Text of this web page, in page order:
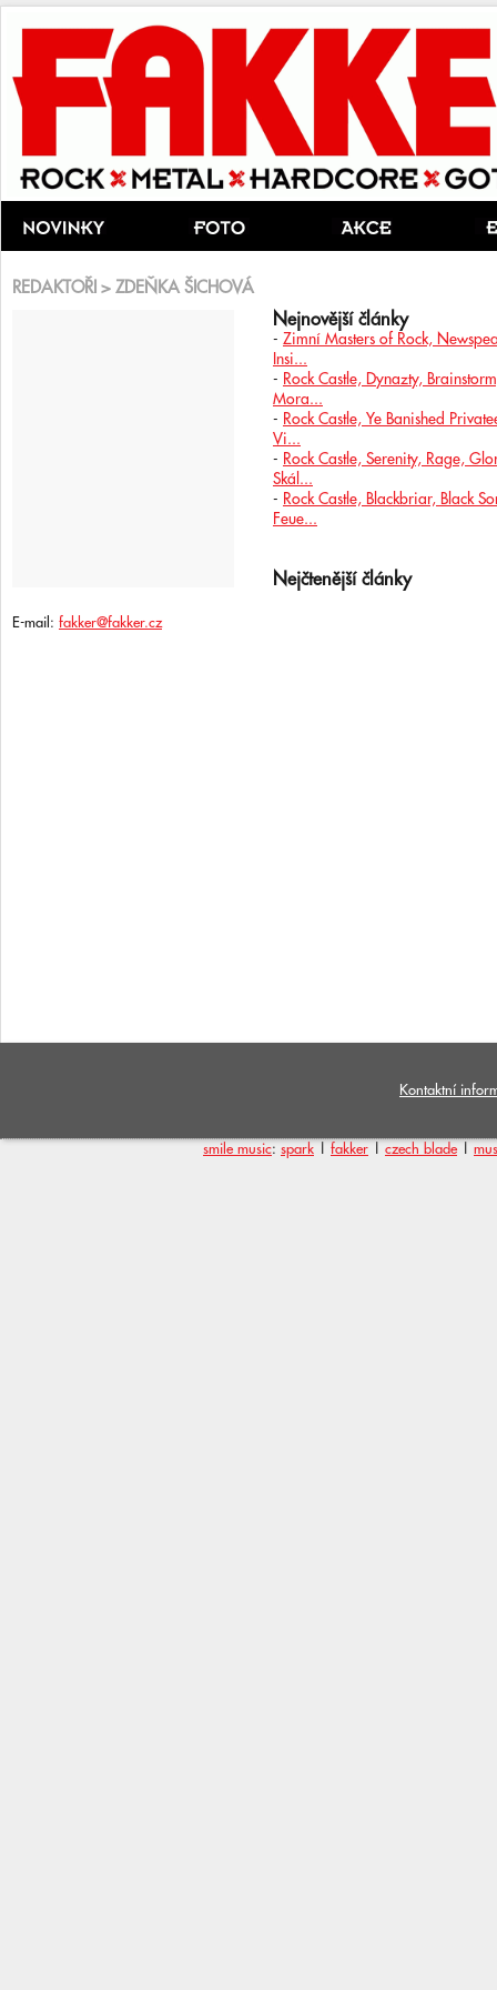
REDAKTOŘI > ZDEŇKA ŠICHOVÁ
Nejnovější články
- Zimní Masters of Rock,
Insi...
- Rock Castle, Dynazty,
Mora...
- Rock Castle, Ye Banished
Vi...
- Rock Castle, Serenity, Rage,
Skál...
- Rock Castle, Blackbriar, Black
Feue...
Nejčtenější články
E-mail: fakker@fakker.cz
Kontaktní
smile music: spark fakker czech blade